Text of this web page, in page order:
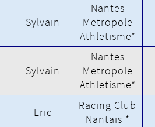
Sylvain
Nantes
Metropole
Athletisme*
Sylvain
Nantes
Metropole
Athletisme*
Eric
Racing Club
Nantais *